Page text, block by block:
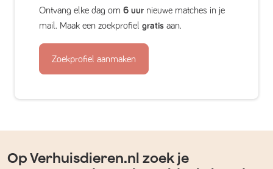
Ontvang elke dag om 6 uur nieuwe matches in je
mail. Maak een zoekprofiel gratis aan.
Zoekprofiel aanmaken
Op Verhuisdieren.nl zoek je